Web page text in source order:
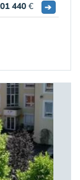
440 € ➔